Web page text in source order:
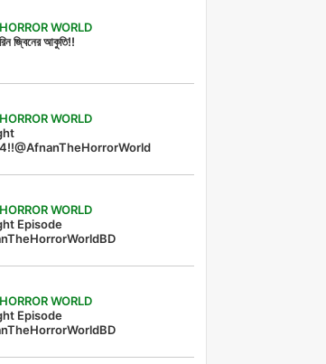
WORLD
জ্বিনের আকুতি!!
WORLD
WORLD
Episode
WORLD
Episode